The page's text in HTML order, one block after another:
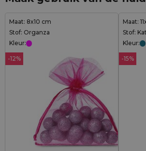
Maat: 8x10 cm
Stof: Organza
Kleur:
-12%
Maat:
Stof:
Kleur:
-15%